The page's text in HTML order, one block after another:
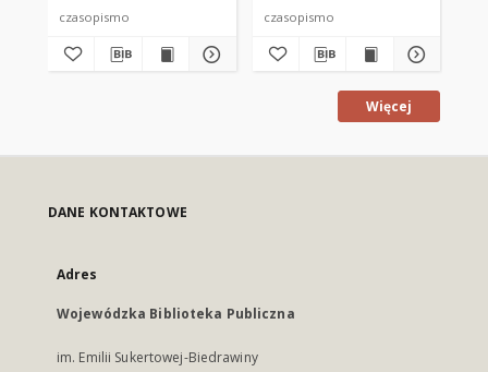
czasopismo czasopismo
Więcej
DANE KONTAKTOWE
Adres
Wojewódzka Biblioteka Publiczna
im. Emilii Sukertowej-Biedrawiny